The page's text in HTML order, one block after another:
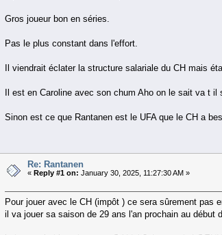
Gros joueur bon en séries.
Pas le plus constant dans l'effort.
Il viendrait éclater la structure salariale du CH mais
Il est en Caroline avec son chum Aho on le sait va t
Sinon est ce que Rantanen est le UFA que le CH a
Re: Rantanen
« Reply #1 on: January 30, 2025, 11:27:30 AM »
Pour jouer avec le CH (impôt ) ce sera sûrement pas
il va jouer sa saison de 29 ans l'an prochain au